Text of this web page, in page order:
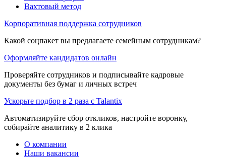
Вахтовый метод
Корпоративная поддержка сотрудников
Какой соцпакет вы предлагаете семейным сотрудникам?
Оформляйте кандидатов онлайн
Проверяйте сотрудников и подписывайте кадровые
документы без бумаг и личных встреч
Ускорьте подбор в 2 раза с Talantix
Автоматизируйте сбор откликов, настройте воронку,
собирайте аналитику в 2 клика
О компании
Наши вакансии